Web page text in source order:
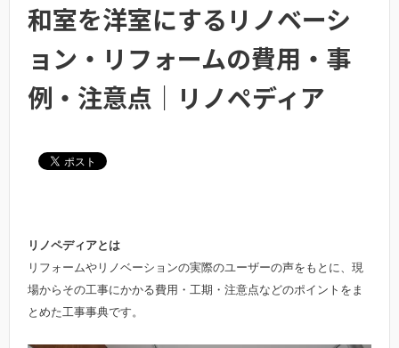
和室を洋室にするリノベーシ
ョン・リフォームの費用・事
例・注意点｜リノペディア
リノペディアとは
リフォームやリノベーションの実際のユーザーの声をもとに、現
場からその工事にかかる費用・工期・注意点などのポイントをま
とめた工事事典です。